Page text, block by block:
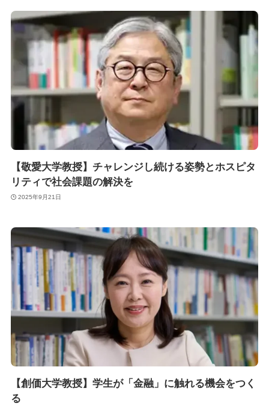
【敬愛大学教授】チャレンジし続ける姿勢とホスピタ
リティで社会課題の解決を
2025年9月21日
【創価大学教授】学生が「金融」に触れる機会をつく
る